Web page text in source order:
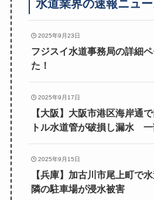
水道業界の速報ニュ
2025年9月23日
フジスイ水道事務局の詳細
た！
2025年9月17日
【大阪】大阪市港区海岸通
トル水道管が破損し漏水 一
2025年9月15日
【兵庫】加古川市尾上町で
隣の駐車場が浸水被害